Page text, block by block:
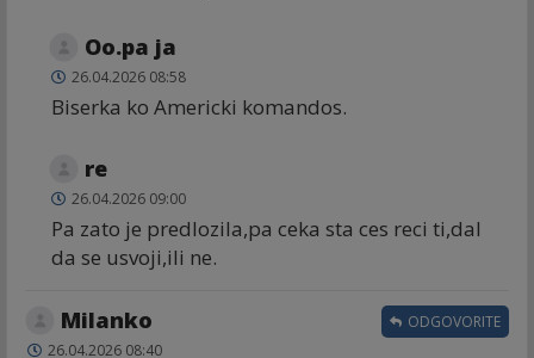
Oo.pa ja
26.04.2026 08:58
Biserka ko Americki komandos.
re
26.04.2026 09:00
Pa zato je predlozila,pa ceka sta ces reci ti,dal
da se usvoji,ili ne.
Milanko
26.04.2026 08:40
ODGOVORITE